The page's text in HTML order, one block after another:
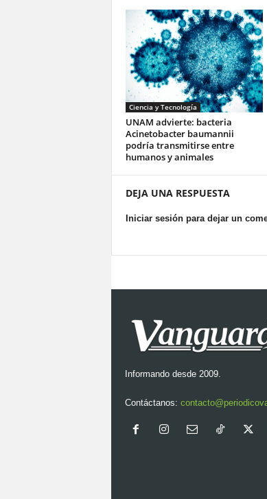
Ciencia y Tecnología
UNAM advierte: bacteria
Acinetobacter baumannii
podría transmitirse entre
humanos y animales
DEJA UNA RESPUESTA
Iniciar sesión para dejar un
Informando desde 2009.
Contáctanos: